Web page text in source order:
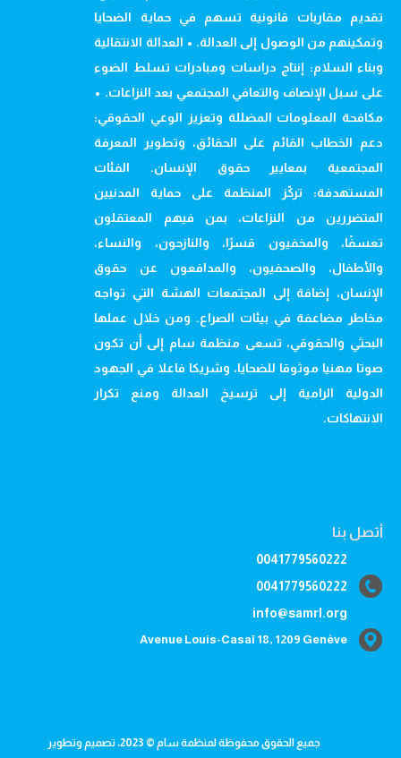
تقديم مقاربات قانونية تسهم في حماية الضحايا
وتمكينهم من الوصول إلى العدالة. • العدالة الانتقالية
وبناء السلام: إنتاج دراسات ومبادرات تسلط الضوء
على سبل الإنصاف والتعافي المجتمعي بعد النزاعات. •
مكافحة المعلومات المضللة وتعزيز الوعي الحقوقي:
دعم الخطاب القائم على الحقائق، وتطوير المعرفة
المجتمعية بمعايير حقوق الإنسان. الفئات
المستهدفة: تركّز المنظمة على حماية المدنيين
المتضررين من النزاعات، بمن فيهم المعتقلون
تعسفًا، والمخفيون قسرًا، والنازحون، والنساء،
والأطفال، والصحفيون، والمدافعون عن حقوق
الإنسان، إضافة إلى المجتمعات الهشة التي تواجه
مخاطر مضاعفة في بيئات الصراع. ومن خلال عملها
البحثي والحقوقي، تسعى منظمة سام إلى أن تكون
صوتا مهنيا موثوقا للضحايا، وشريكا فاعلا في الجهود
الدولية الرامية إلى ترسيخ العدالة ومنع تكرار
الانتهاكات.
أتصل بنا
0041779560222
0041779560222
info@samrl.org
Avenue Louis-Casaï 18, 1209 Genève
جميع الحقوق محفوظة لمنظمة سام © 2023، تصميم وتطوير